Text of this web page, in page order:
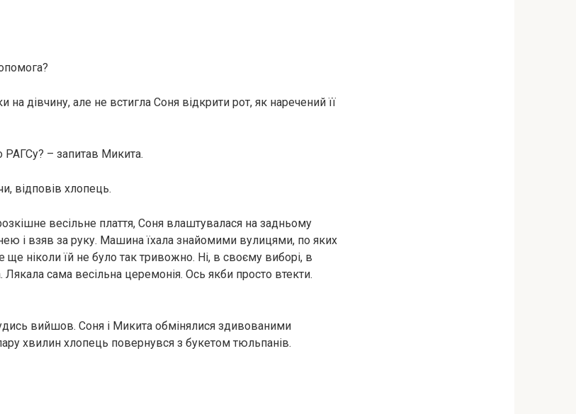
дівчину, але не встигла Соня відкрити рот, як наречений її
– запитав Микита.
відповів хлопець.
весільне плаття, Соня влаштувалася на задньому
і взяв за руку. Машина їхала знайомими вулицями, по яких
ще ніколи їй не було так тривожно. Ні, в своєму виборі, в
сама весільна церемонія. Ось якби просто втекти.
вийшов. Соня і Микита обмінялися здивованими
хвилин хлопець повернувся з букетом тюльпанів.